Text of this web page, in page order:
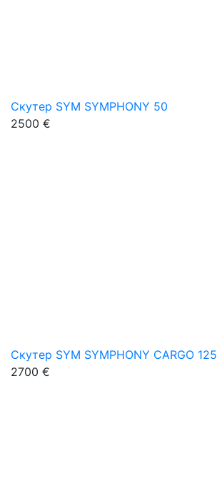
Скутер SYM SYMPHONY 50
2500 €
Скутер SYM SYMPHONY CARGO 125
2700 €